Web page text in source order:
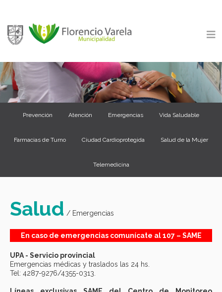
Prevención Atención Emergencias Vida Saludable
Farmacias de Turno Ciudad Cardioprotegida Salud de la Mujer
Telemedicina
Salud / Emergencias
En caso de emergencias comunícate al 107 – SAME
UPA - Servicio provincial
Emergencias médicas y traslados las 24 hs.
Tel: 4287-9276/4355-0313.